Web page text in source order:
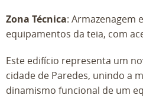
Zona Técnica: Armazenagem
equipamentos da teia, com
Este edifício representa um
cidade de Paredes, unindo a
dinamismo funcional de um